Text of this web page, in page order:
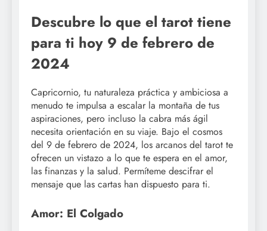
Descubre lo que el tarot tiene
para ti hoy 9 de febrero de
2024
Capricornio, tu naturaleza práctica y ambiciosa a
menudo te impulsa a escalar la montaña de tus
aspiraciones, pero incluso la cabra más ágil
necesita orientación en su viaje. Bajo el cosmos
del 9 de febrero de 2024, los arcanos del tarot te
ofrecen un vistazo a lo que te espera en el amor,
las finanzas y la salud. Permíteme descifrar el
mensaje que las cartas han dispuesto para ti.
Amor: El Colgado